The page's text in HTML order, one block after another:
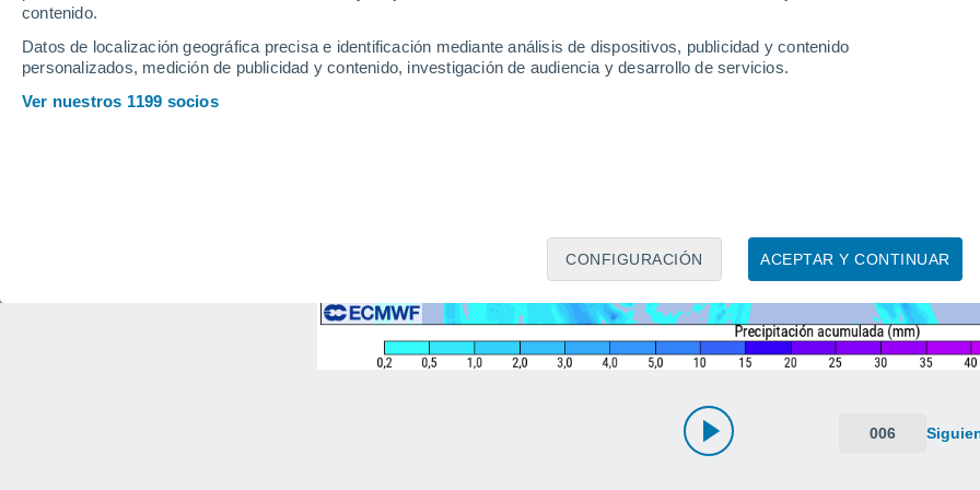
contenido.
Datos de localización geográfica precisa e identificación mediante análisis de dispositivos, publicidad y contenido
personalizados, medición de publicidad y contenido, investigación de audiencia y desarrollo de servicios.
Ver nuestros 1199 socios
ACEPTAR Y CONTINUAR
CONFIGURACIÓN
006